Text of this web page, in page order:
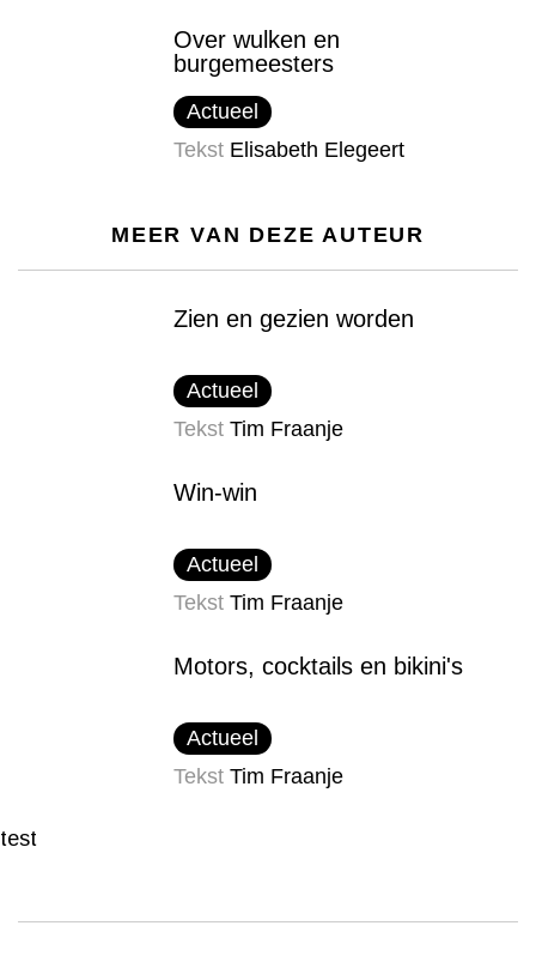
Over wulken en
burgemeesters
Actueel
Tekst Elisabeth Elegeert
MEER VAN DEZE AUTEUR
Zien en gezien worden
Actueel
Tekst Tim Fraanje
Win-win
Actueel
Tekst Tim Fraanje
Motors, cocktails en bikini's
Actueel
Tekst Tim Fraanje
test